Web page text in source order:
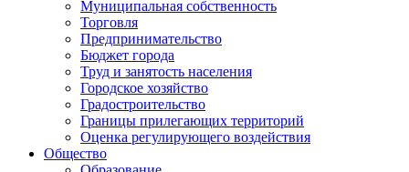
Муниципальная собственность
Торговля
Предпринимательство
Бюджет города
Труд и занятость населения
Городское хозяйство
Градостроительство
Границы прилегающих территорий
Оценка регулирующего воздействия
Общество